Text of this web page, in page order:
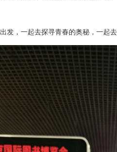
发，一起去探寻青春的奥秘，一起